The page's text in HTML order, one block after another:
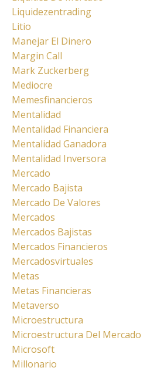
Liquidezentrading
Litio
Manejar El Dinero
Margin Call
Mark Zuckerberg
Mediocre
Memesfinancieros
Mentalidad
Mentalidad Financiera
Mentalidad Ganadora
Mentalidad Inversora
Mercado
Mercado Bajista
Mercado De Valores
Mercados
Mercados Bajistas
Mercados Financieros
Mercadosvirtuales
Metas
Metas Financieras
Metaverso
Microestructura
Microestructura Del Mercado
Microsoft
Millonario